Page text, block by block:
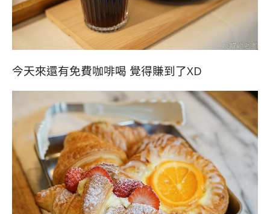
今天來還有免費咖啡喝 覺得賺到了XD